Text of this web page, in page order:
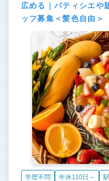
広める｜パティシエや
ッフ募集＜髪色自由＞
学歴不問 年休110日～